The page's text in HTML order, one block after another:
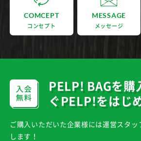
COMCEPT
コンセプト
MESSAGE
メッセージ
PELP! BAGを購
ぐPELP!をはじ
ご購入いただいた企業様には運営スタッ
します！